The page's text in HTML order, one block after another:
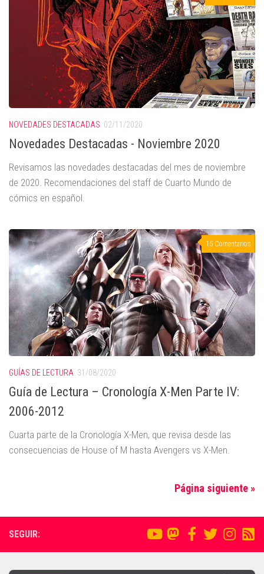
NOVEDADES DESTACADAS 02/11/2020
Novedades Destacadas - Noviembre 2020
Revisamos las novedades destacadas del mes de noviembre
de 2020. Recomendaciones del staff de Cuarto Mundo de
cómics en español.
15 Comentarios
GUÍAS DE LECTURA 31/08/2020
Guía de Lectura – Cronología X-Men Parte IV:
2006-2012
Cuarta parte de la Cronología X-Men, que revisa desde las
consecuencias de House of M hasta Avengers vs X-Men.
Página siguiente »
SEGUIR: